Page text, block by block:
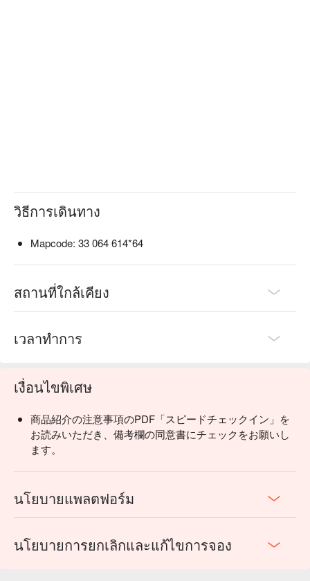
วิธีการเดินทาง
Mapcode: 33 064 614*64
สถานที่ใกล้เคียง
เวลาทำการ
เงื่อนไขพิเศษ
商品紹介の注意事項のPDF「スピードチェックイン」を
お読みいただき、備考欄の同意書にチェックをお願いし
ます。
นโยบายแพลตฟอร์ม
นโยบายการยกเลิกและแก้ไขการจอง